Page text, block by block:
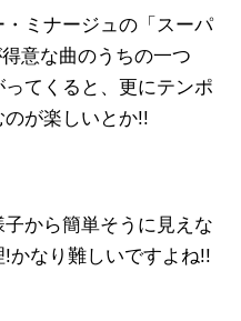
ミナージュの「スーパ
意な曲のうちの一つ
てくると、更にテンポ
が楽しいとか!!
から簡単そうに見えな
かなり難しいですよね!!